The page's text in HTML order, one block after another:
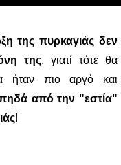
της πυρκαγιάς δεν
της, γιατί τότε θα
ήταν πιο αργό και
από την "εστία"
!